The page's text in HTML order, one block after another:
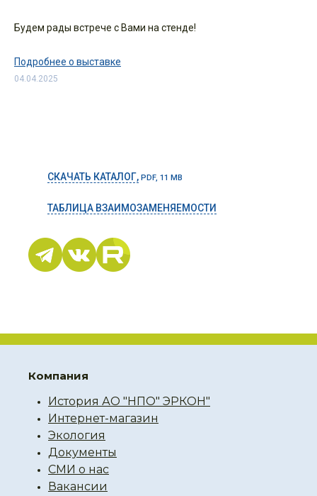
Будем рады встрече с Вами на стенде!
Подробнее о выставке
04.04.2025
СКАЧАТЬ КАТАЛОГ, PDF, 11 MB
ТАБЛИЦА ВЗАИМОЗАМЕНЯЕМОСТИ
Компания
История АО "НПО" ЭРКОН"
Интернет-магазин
Экология
Документы
СМИ о нас
Вакансии